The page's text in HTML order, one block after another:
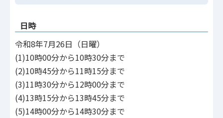
日時
令和8年7月26日（日曜）
(1)10時00分から10時30分まで
(2)10時45分から11時15分まで
(3)11時30分から12時00分まで
(4)13時15分から13時45分まで
(5)14時00分から14時30分まで